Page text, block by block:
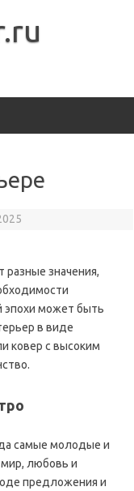
разные значения,
эпохи может быть
в виде
ковер с высоким
самые молодые и
любовь и
предложения и